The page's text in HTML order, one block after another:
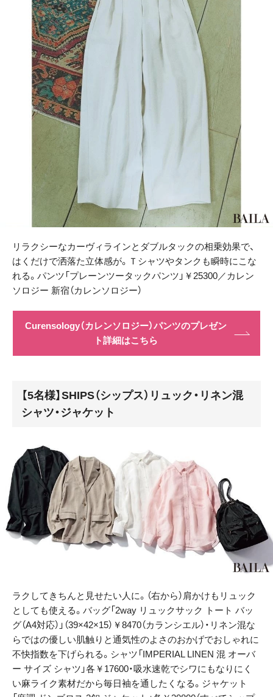
リラクシーなカーヴィラインとダブルタックの相乗効果で、
はくだけで洒落た立体感が。Ｔシャツやタンクも瞬時にこな
れる。パンツ「プレーンツータックパンツ」￥25300／カレン
ソロジー 新宿（カレンソロジー）
Curensology（カレンソロジー）パンツのプレゼン
ト詳細はこちら
【5名様】SHIPS（シップス）リュック・リネン混
シャツ・ジャケット
ラクしてきちんと見せたい人に。（右から）肩かけもリュック
としても使える。バッグ「2way リュックサック トート バッ
グ（A4対応）」（39×42×15）￥8470（カランシエル）・リネン混な
らではの優しい肌触りと通気性のよさのおかげでおしゃれに
不快指数を下げられる。シャツ「IMPERIAL LINEN 混 オーバ
ー サイズ シャツ」各￥17600・吸水速乾でシワにもなりにく
い麻ライク素材だから毎日袖を通したくなる。ジャケット